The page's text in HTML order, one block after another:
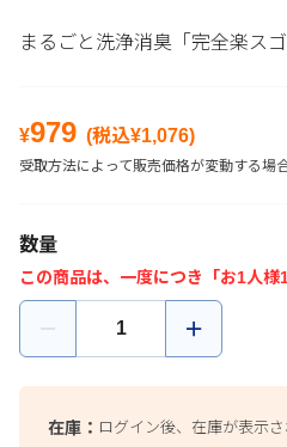
まるごと洗浄消臭「完全楽ス
¥979 (税込¥1,076)
受取方法によって販売価格が変動する場
数量
この商品は、一度につき「お1人様
在庫： ログイン後、在庫が表示